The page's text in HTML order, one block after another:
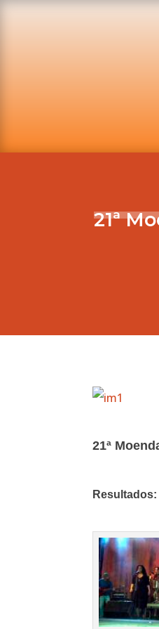
21ª
21ª
Resultados: